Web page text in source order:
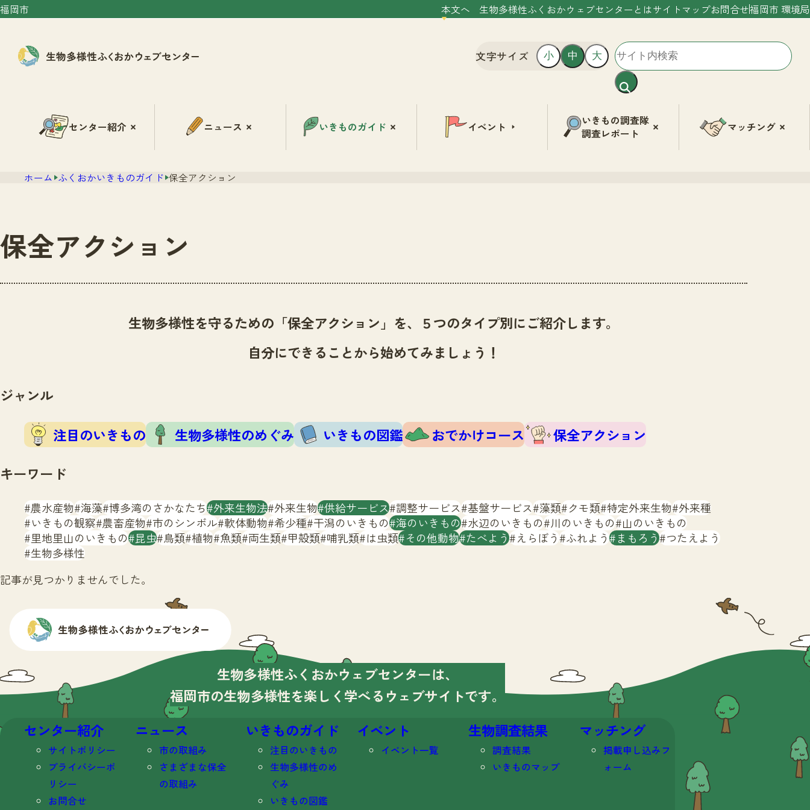
福岡市 本文へ 生物多様性ふくおかウェブセンターとはサイトマップお問合せ福岡市 環境局
文字サイズ 小 中 大
センター紹介 ニュース いきものガイド イベント
いきもの調査隊
調査レポート
マッチング
ホーム ふくおかいきものガイド 保全アクション
保全アクション
生物多様性を守るための「保全アクション」を、５つのタイプ別にご紹介します。
自分にできることから始めてみましょう！
ジャンル
注目のいきもの 生物多様性のめぐみ いきもの図鑑 おでかけコース
保全アクション
キーワード
農水産物 海藻 博多湾のさかなたち 外来生物法 外来生物 供給サービス 調整サービス 基盤サービス 藻類 クモ類 特定外来生物 外来種
いきもの観察 農畜産物 市のシンボル 軟体動物 希少種 干潟のいきもの 海のいきもの 水辺のいきもの 川のいきもの 山のいきもの
里地里山のいきもの 昆虫 鳥類 植物 魚類 両生類 甲殻類 哺乳類 は虫類 その他動物 たべよう えらぼう ふれよう まもろう つたえよう
生物多様性
記事が見つかりませんでした。
生物多様性ふくおかウェブセンターは、
福岡市の生物多様性を楽しく学べる ウェブサイトです。
センター紹介
サイトポリシー
プライバシーポ
リシー
お問合せ
ニュース
市の取組み
さまざまな保全
の取組み
いきものガイド
注目のいきもの
生物多様性のめ
ぐみ
いきもの図鑑
イベント
イベント一覧
生物調査結果
調査結果
いきものマップ
マッチング
掲載申し込みフ
ォーム